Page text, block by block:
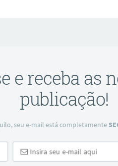
e receba as
publicação!
seu e-mail está completamente